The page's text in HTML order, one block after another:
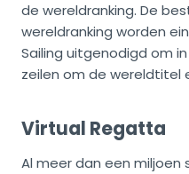
de wereldranking. De
wereldranking worden
Sailing uitgenodigd om
zeilen om de wereldtitel
Virtual Regatta
Al meer dan een miljoen